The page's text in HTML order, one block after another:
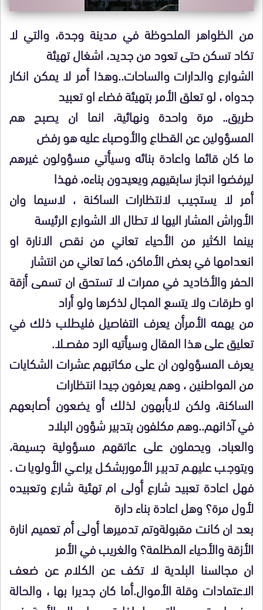
من الظواهر الملحوظة في مدينة وجدة، والتي لا
تكاد تسكن حتى تعود من جديد، اشغال تهيئة
الشوارع والدارات والساحات..وهذا أمر لا يمكن انكار
جدواه ، لو تعلق الأمر بتهيئة فضاء او تعبيد
طريق.. مرة واحدة ونهائية، انما ان يصبح هم
المسؤولين عن القطاع والأوصباء عليه هو رفض
ما كان قائما واعادة بنائه وسيأتي مسؤولون غيرهم
ليرفضوا انجاز سابقيهم ويعيدون بناءه، فهذا
أمر لا يستجيب لانتظارات الساكنة ، لاسيما وان
الأوراش المشار اليها لا تطال الا الشوارع الرئيسة
بينما الكثير من الأحياء تعاني من نقص الانارة او
انعدامها في بعض الأماكن، كما تعاني من انتشار
الحفر والأخاديد في ممرات لا تستحق ان تسمى أزقة
او طرقات ولا يتسع المجال لذكرها ولو أراد
من يهمه الأمرأن يعرف التفاصيل فليطلب ذلك في
تعليق على هذا المقال وسيأتيه الرد مفصــلا.
يعرف المسؤولون ان على مكاتبهم عشرات الشكايات
من المواطنين ، وهم يعرفون جيدا انتظارات
الساكنة، ولكن لايأبهون لذلك أو يضعون أصابعهم
في آذانهم..وهم مكلفون بتدبير شؤون البلاد
والعباد، ويحملون على عاتقهم مسؤولية جسيمة،
ويتوجب عليهم تدبير الأموربشكل يراعي الأولويات .
فهل اعادة تعبيد شارع أولى ام تهئية شارع وتعبيده
لأول مرة؟ وهل اعادة بناء دارة
بعد ان كانت مقبولةوتم تدميرها أولى أم تعميم انارة
الأزقة والأحياء المظلمة؟ والغريب في الأمر
ان مجالسنا البلدية لا تكف عن الكلام عن ضعف
الاعتمادات وقلة الأموال.أما كان جديرا بها ، والحالة